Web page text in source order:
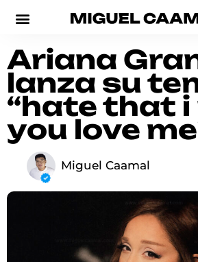
Ariana
lanza su
“hate that i
you love
Miguel Caamal